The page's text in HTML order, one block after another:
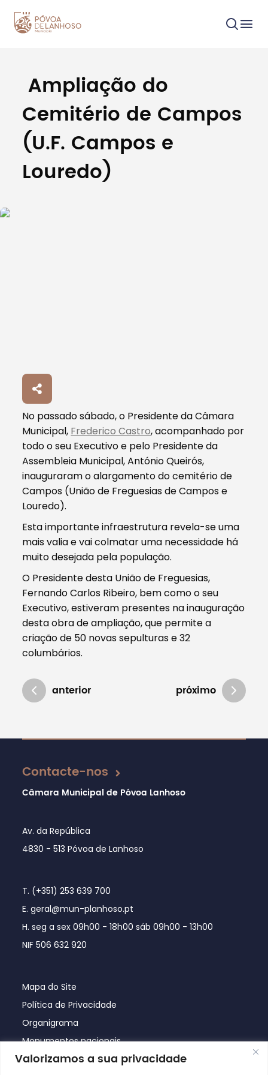
Valorizamos a sua privacidade
Procurar
Tipo de conteúdo
Ampliação do
Cemitério de Campos
(U.F. Campos e
Louredo)
No passado sábado, o Presidente da Câmara
Municipal, Frederico Castro, acompanhado por
todo o seu Executivo e pelo Presidente da
Assembleia Municipal, António Queirós,
inauguraram o alargamento do cemitério de
Campos (União de Freguesias de Campos e
Louredo).
Esta importante infraestrutura revela-se uma
mais valia e vai colmatar uma necessidade há
muito desejada pela população.
O Presidente desta União de Freguesias,
Fernando Carlos Ribeiro, bem como o seu
Executivo, estiveram presentes na inauguração
desta obra de ampliação, que permite a
criação de 50 novas sepulturas e 32
columbários.
anterior próximo
Atualizado em 16/12/2024
Contacte-nos
Câmara Municipal de Póvoa Lanhoso
Av. da República
4830 - 513 Póvoa de Lanhoso
T. (+351) 253 639 700
E. geral@mun-planhoso.pt
H. seg a sex 09h00 - 18h00 sáb 09h00 - 13h00
NIF 506 632 920
Mapa do Site
Política de Privacidade
Organigrama
Monumentos nacionais